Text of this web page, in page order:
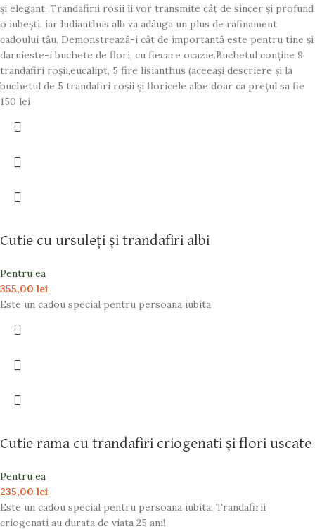
și elegant. Trandafirii rosii îi vor transmite cât de sincer și profund
o iubești, iar ludianthus alb va adăuga un plus de rafinament
cadoului tău. Demonstrează-i cât de importantă este pentru tine și
daruieste-i buchete de flori, cu fiecare ocazie.Buchetul conține 9
trandafiri roșii,eucalipt, 5 fire lisianthus (aceeași descriere și la
buchetul de 5 trandafiri roșii și floricele albe doar ca prețul sa fie
150 lei
Cutie cu ursuleți și trandafiri albi
Pentru ea
355,00 lei
Este un cadou special pentru persoana iubita
Cutie rama cu trandafiri criogenati și flori uscate
Pentru ea
235,00 lei
Este un cadou special pentru persoana iubita. Trandafirii
criogenati au durata de viata 25 ani!